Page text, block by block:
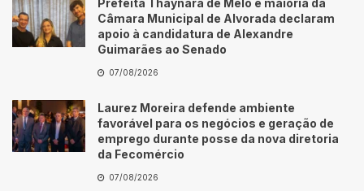
Câmara Municipal de Alvorada declaram
apoio à candidatura de Alexandre
Guimarães ao Senado
07/08/2026
Laurez Moreira defende ambiente
favorável para os negócios e geração de
emprego durante posse da nova diretoria
da Fecomércio
07/08/2026